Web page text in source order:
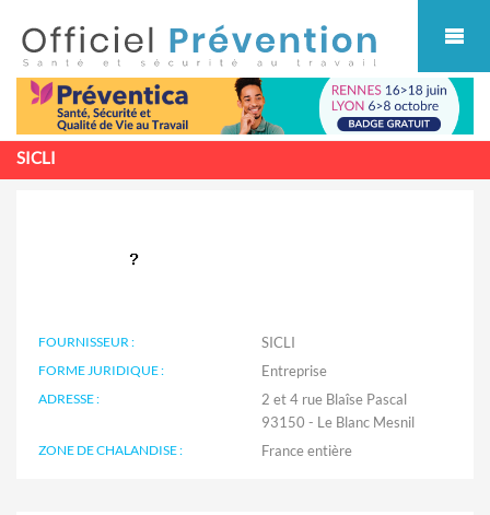
SICLI
FOURNISSEUR : SICLI
FORME JURIDIQUE : Entreprise
ADRESSE :
2 et 4 rue Blaîse Pascal
93150 - Le Blanc Mesnil
ZONE DE CHALANDISE :